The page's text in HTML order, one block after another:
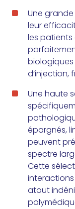
Une
leur
les
d’injection,
Une haute
épargnés,
peuvent
spectre
Cette
atout